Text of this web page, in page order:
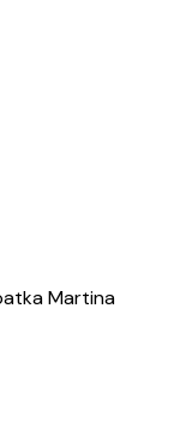
Martina